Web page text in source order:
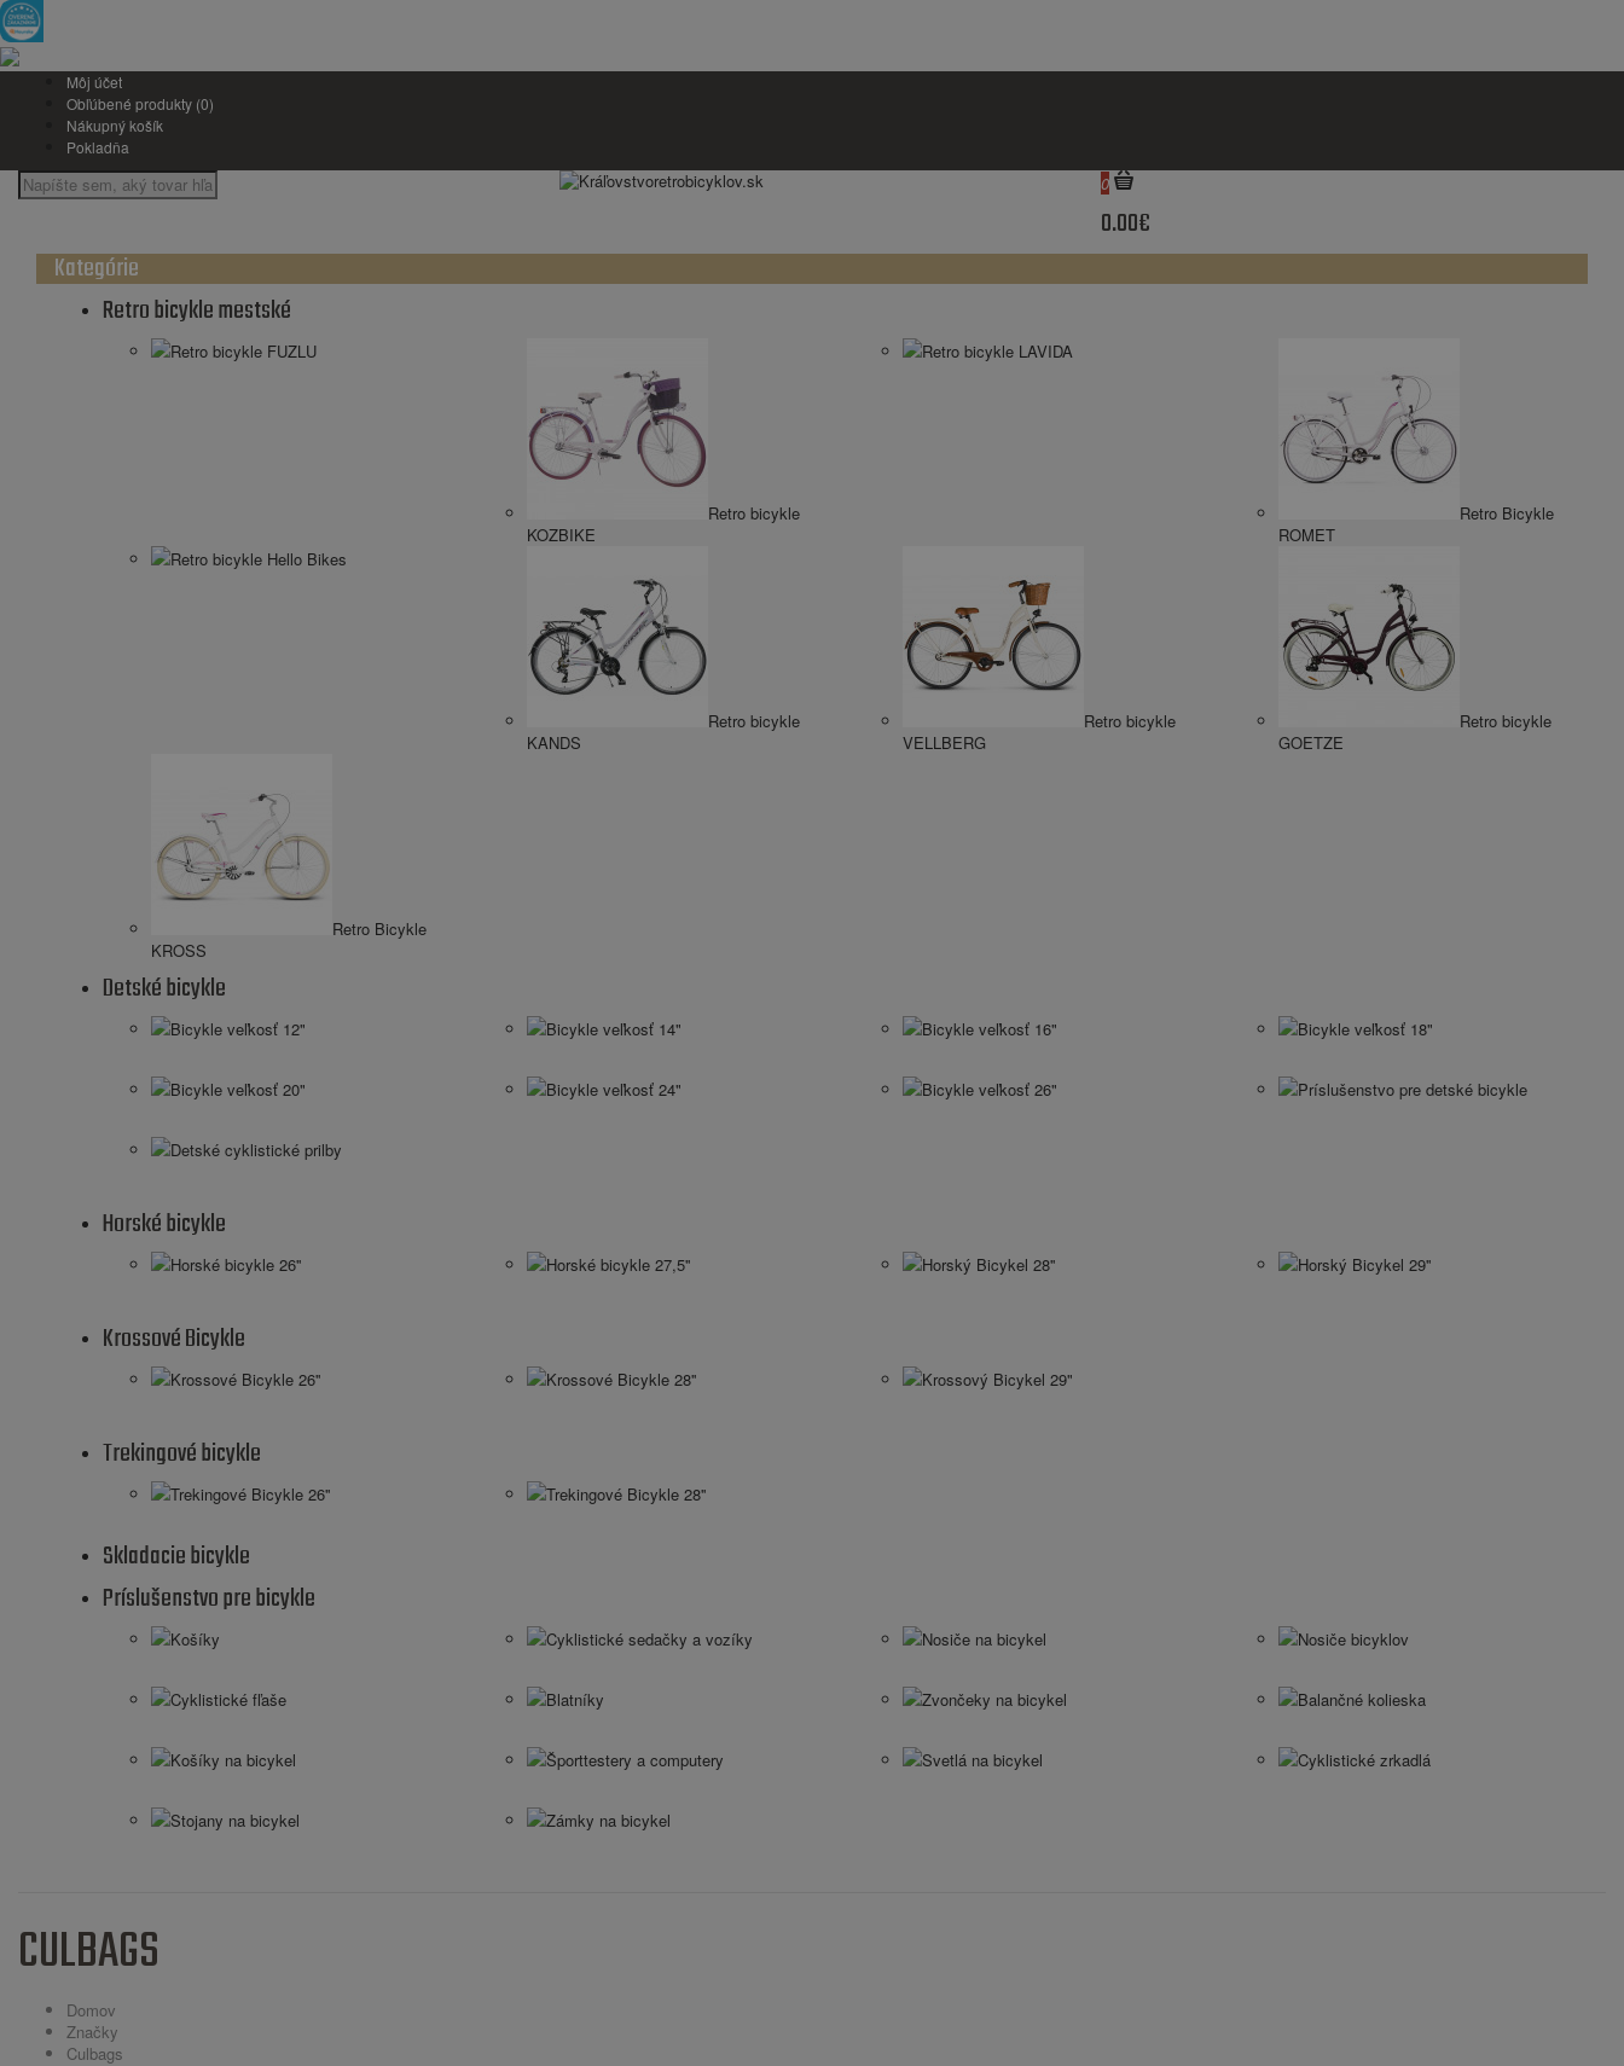
Môj účet
Obľúbené produkty (0)
Nákupný košík
Pokladňa
0
0.00€
Kategórie
Retro bicykle mestské
Retro bicykle FUZLU
Retro bicykle
KOZBIKE
Retro bicykle LAVIDA
Retro Bicykle
ROMET
Retro bicykle Hello Bikes
Retro bicykle
KANDS
Retro bicykle
VELLBERG
Retro bicykle
GOETZE
Retro Bicykle
KROSS
Detské bicykle
Bicykle veľkosť 12" Bicykle veľkosť 14" Bicykle veľkosť 16" Bicykle veľkosť 18"
Bicykle veľkosť 20" Bicykle veľkosť 24" Bicykle veľkosť 26" Príslušenstvo pre detské bicykle
Detské cyklistické prilby
Horské bicykle
Horské bicykle 26'' Horské bicykle 27,5'' Horský Bicykel 28'' Horský Bicykel 29''
Krossové Bicykle
Krossové Bicykle 26'' Krossové Bicykle 28'' Krossový Bicykel 29"
Trekingové bicykle
Trekingové Bicykle 26'' Trekingové Bicykle 28''
Skladacie bicykle
Príslušenstvo pre bicykle
Košíky Cyklistické sedačky a vozíky Nosiče na bicykel Nosiče bicyklov
Cyklistické fľaše Blatníky Zvončeky na bicykel Balančné kolieska
Košíky na bicykel Športtestery a computery Svetlá na bicykel Cyklistické zrkadlá
Stojany na bicykel Zámky na bicykel
CULBAGS
Domov
Značky
Culbags